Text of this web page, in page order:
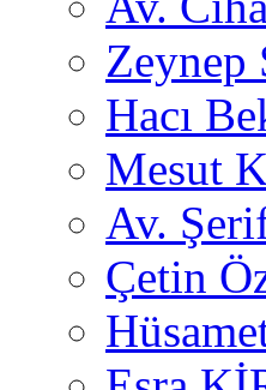
Zeynep
Hacı
Mesut
Av.
Çetin